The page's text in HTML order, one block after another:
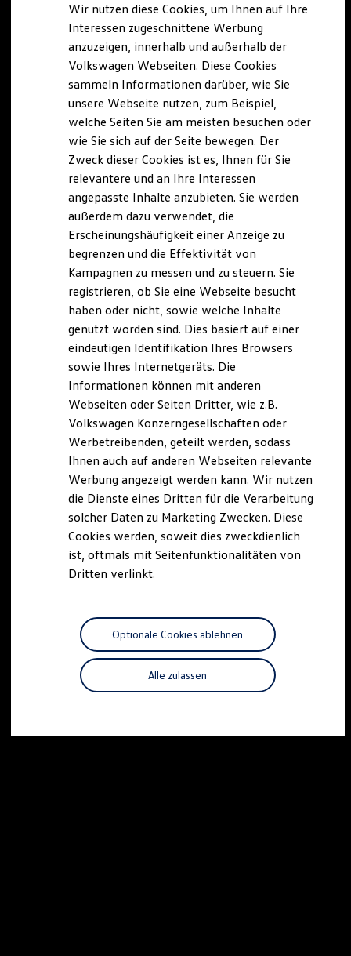
Laden unterwegs
Laden Zuhause
Ladestationen finden
Ladezeitensimulator
Batterie
Sicherheit
Nachhaltigkeit
Technologie
Kosten und Kauf
Kaufoptionen
E-Auto-Förderung
Software und Konnektivität
Die ID. Software 6
ID. Software Versionen und Updates
Digitale Extras
Schnittstellen zu Ihrem ID.
Hybridautos
Marke und Erlebnis
Volkswagen R und R Experience
R-Modelle
R Experience
Driving Experience
Volkswagen entdecken
Werkbesichtigung
Lifestyle Shop
T-Roc Kollektion
Golf Kollektion
ID. Kollektion
Volkswagen Kollektion
R-Kollektion
GTI Kollektion
Fußball Drop
we drive football
#wedriveproud
Besitzer und Service
Software Updates
Service und Ersatzteile
Motorenöl und Flüssigkeiten
Räder und Reifen
Pannen- und Unfallhilfe
Economy Service
Volkswagen Teile
Zubehör
Wir nutzen diese Cookies, um Ihnen auf Ihre
Interessen zugeschnittene Werbung
anzuzeigen, innerhalb und außerhalb der
Volkswagen Webseiten. Diese Cookies
sammeln Informationen darüber, wie Sie
unsere Webseite nutzen, zum Beispiel,
welche Seiten Sie am meisten besuchen oder
wie Sie sich auf der Seite bewegen. Der
Zweck dieser Cookies ist es, Ihnen für Sie
relevantere und an Ihre Interessen
angepasste Inhalte anzubieten. Sie werden
außerdem dazu verwendet, die
Erscheinungshäufigkeit einer Anzeige zu
begrenzen und die Effektivität von
Kampagnen zu messen und zu steuern. Sie
registrieren, ob Sie eine Webseite besucht
haben oder nicht, sowie welche Inhalte
genutzt worden sind. Dies basiert auf einer
eindeutigen Identifikation Ihres Browsers
sowie Ihres Internetgeräts. Die
Informationen können mit anderen
Webseiten oder Seiten Dritter, wie z.B.
Volkswagen Konzerngesellschaften oder
Werbetreibenden, geteilt werden, sodass
Ihnen auch auf anderen Webseiten relevante
Werbung angezeigt werden kann. Wir nutzen
die Dienste eines Dritten für die Verarbeitung
solcher Daten zu Marketing Zwecken. Diese
Cookies werden, soweit dies zweckdienlich
ist, oftmals mit Seitenfunktionalitäten von
Dritten verlinkt.
Alle zulassen
Optionale Cookies ablehnen